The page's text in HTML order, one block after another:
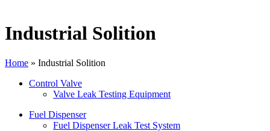
Industrial Solition
Home » Industrial Solition
Control Valve
Valve Leak Testing Equipment
Fuel Dispenser
Fuel Dispenser Leak Test System